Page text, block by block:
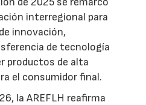
interregional para
innovación,
de tecnología
productos de alta
el consumidor final.
la AREFLH reafirma